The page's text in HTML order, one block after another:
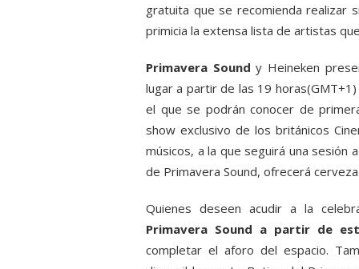
gratuita que se recomienda realizar
primicia la extensa lista de artistas
Primavera Soundy Heineken
lugar a partir de las 19
el que se podrán conocer de
show exclusivo de los británicos
músicos, a la que seguirá una
de Primavera Sound, ofrecerá
Quienes deseen acudir a la
Primavera Sound a partir de
completar el aforo del espacio.